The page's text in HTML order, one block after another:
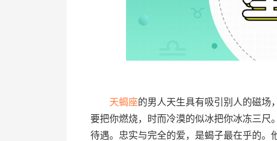
天蝎座的男人天生具有吸引别人的磁场
要把你燃烧，时而冷漠的似冰把你冰冻三尺
待遇。忠实与完全的爱，是蝎子最在乎的。